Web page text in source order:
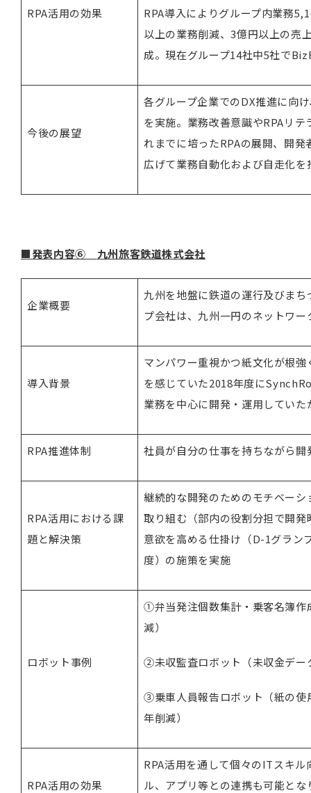
RPA活用の効果
RPA導入によりグループ内業務
以上の業務削減、3億円以上の売
成。現在グループ14社中5社で
今後の展望
各グループ企業でのDX推進に向
を実施。業務改善意識やRPAリ
れまでに培ったRPAの展開、開
広げて業務自動化および自走化を
■発表内容⑥ 九州旅客鉄道株式会社
企業概要
九州を地盤に鉄道の運行及びま
プ会社は、九州一円のネットワ
導入背景
マンパワー重視かつ紙文化が根
を感じていた2018年度に
業務を中心に開発・運用してい
RPA推進体制 社員が自分の仕事を持ちながら
RPA活用における課
題と解決策
継続的な開発のためのモチベー
取り組む（部内の役割分担で開
意欲を高める仕掛け（D-1グラン
度）の施策を実施
ロボット事例
①弁当発注個数集計・乗客名簿
減）
②未収監査ロボット（未収金デ
③乗車人員報告ロボット（紙の
年削減）
RPA活用の効果
RPA活用を通して個々のITスキ
ル、アプリ等との連携も可能と